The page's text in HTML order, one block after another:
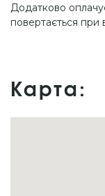
Додатково
повертається при
Карта: